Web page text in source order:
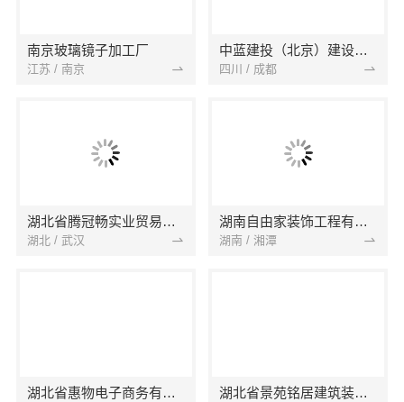
南京玻璃镜子加工厂
江苏 / 南京
中蓝建投（北京）建设有限公司四川第一分公司
四川 / 成都
湖北省腾冠畅实业贸易有限公司
湖北 / 武汉
湖南自由家装饰工程有限公司
湖南 / 湘潭
湖北省惠物电子商务有限公司 湖北省景苑铭居建筑装饰有限公司